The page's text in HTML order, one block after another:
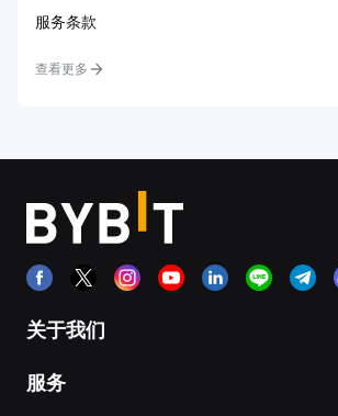
服务条款
查看更多
关于我们
服务